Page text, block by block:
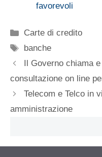
favorevoli
Categorie
Carte di credito
Tag
banche
Il Governo chiama
consultazione on line
Telecom e Telco in
amministrazione